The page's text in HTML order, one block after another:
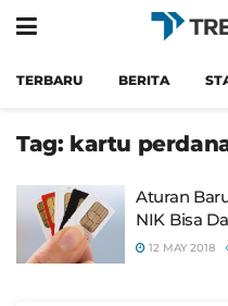
TERBARU BERITA
Tag: kartu
Aturan
NIK Bisa
12 MAY 2018